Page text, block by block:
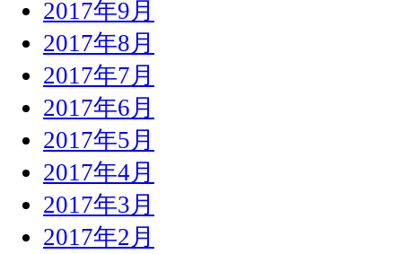
2017年9月
2017年8月
2017年7月
2017年6月
2017年5月
2017年4月
2017年3月
2017年2月